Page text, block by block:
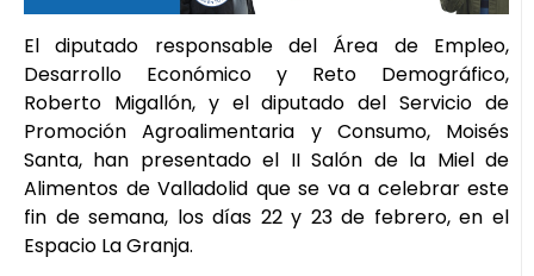
El diputado responsable del Área de Empleo,
Desarrollo Económico y Reto Demográfico,
Roberto Migallón, y el diputado del Servicio de
Promoción Agroalimentaria y Consumo, Moisés
Santa, han presentado el II Salón de la Miel de
Alimentos de Valladolid que se va a celebrar este
fin de semana, los días 22 y 23 de febrero, en el
Espacio La Granja.